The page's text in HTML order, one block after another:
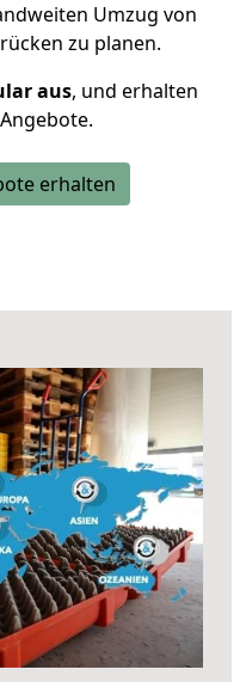
Umzug von
zu planen.
aus, und erhalten
erhalten